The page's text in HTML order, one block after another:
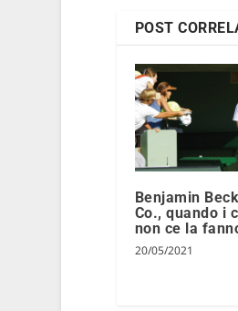
POST
Benjamin
Co., quando i
non ce la
20/05/2021